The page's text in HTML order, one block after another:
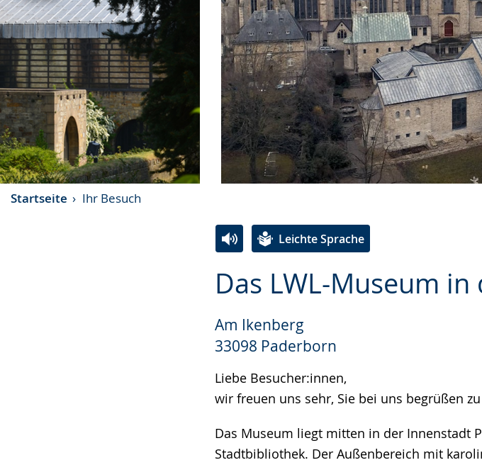
Ansicht:
(
von
)
Startseite Ihr Besuch
Das LWL-Museum
Am Ikenberg
33098 Paderborn
Liebe Besucher:innen,
wir freuen uns sehr, Sie bei uns begrüßen
Das Museum liegt mitten in der Innenstadt
Stadtbibliothek. Der Außenbereich mit
Leichte Sprache
Leichten
wechseln.
Audio-
Video
Deutscher
Gebärdensprache
angezeigt.